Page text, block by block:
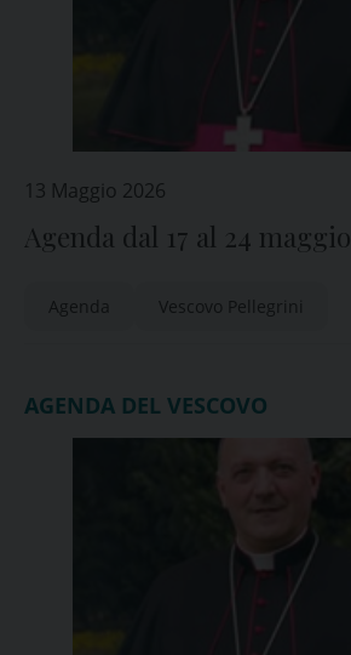
13 Maggio 2026
Agenda dal 17 al 24 maggio
Agenda Vescovo Pellegrini
AGENDA DEL VESCOVO